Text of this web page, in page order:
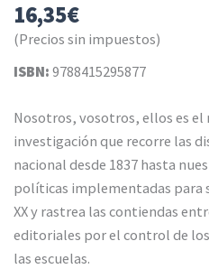
16,35€
(Precios sin impuestos)
ISBN: 9788415295877
Nosotros, vosotros, ellos es
investigación que recorre las
nacional desde 1837 hasta
políticas implementadas para
XX y rastrea las contiendas
editoriales por el control de
las escuelas.